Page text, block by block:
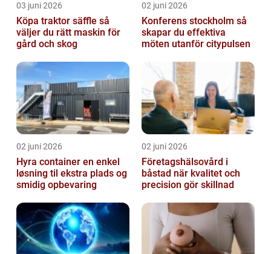
03 juni 2026
Köpa traktor säffle så
väljer du rätt maskin för
gård och skog
02 juni 2026
Konferens stockholm så
skapar du effektiva
möten utanför citypulsen
02 juni 2026
Hyra container en enkel
løsning til ekstra plads og
smidig opbevaring
02 juni 2026
Företagshälsovård i
båstad när kvalitet och
precision gör skillnad